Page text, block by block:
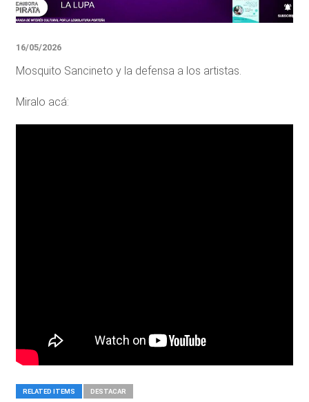
16/05/2026
Mosquito Sancineto y la defensa a los artistas.
Miralo acá:
RELATED ITEMS DESTACAR